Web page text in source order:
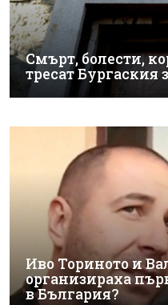
Смърт, болести,
тресат Бургаския
Иво Ториното и
организираха
в България?